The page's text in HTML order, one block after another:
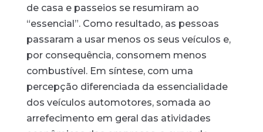
de casa e passeios se resumiram ao
“essencial”. Como resultado, as pessoas
passaram a usar menos os seus veículos e,
por consequência, consomem menos
combustível. Em síntese, com uma
percepção diferenciada da essencialidade
dos veículos automotores, somada ao
arrefecimento em geral das atividades